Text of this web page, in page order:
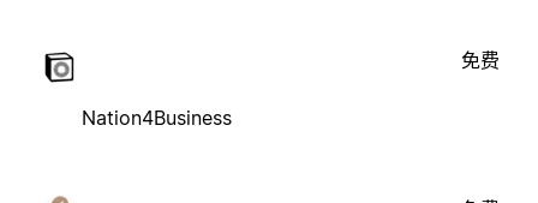
Nation4Business
免费